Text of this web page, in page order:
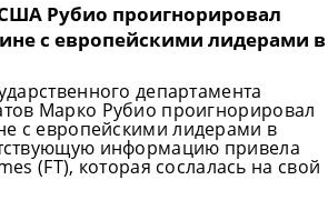
Рубио проигнорировал
с европейскими лидерами в
департамента
Марко Рубио проигнорировал
с европейскими лидерами в
информацию привела
(FT), которая сослалась на свой